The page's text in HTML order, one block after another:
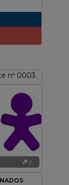
nº 0003
0